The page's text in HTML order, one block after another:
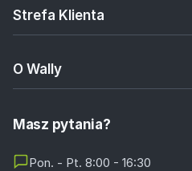
Strefa Klienta
O Wally
Masz pytania?
Pon. - Pt. 8:00 - 16:30